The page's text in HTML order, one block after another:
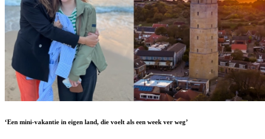
‘Een mini-vakantie in eigen land, die voelt als een week ver weg’